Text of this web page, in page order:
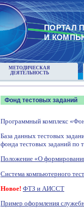
ПОРТАЛ
И
МЕТОДИЧЕСКАЯ
ДЕЯТЕЛЬНОСТЬ
Фонд тестовых заданий
Программный комплекс
База данных тестовых
фонда тестовых заданий по
Положение «О
Система компьютерного
Новое! ФТЗ и АИССТ
Пример оформления